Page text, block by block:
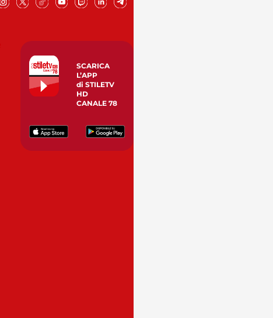
SCARICA
L’APP
di STILETV
HD
CANALE 78